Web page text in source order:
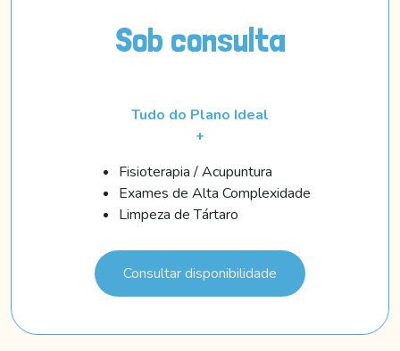
Sob consulta
Tudo do Plano Ideal
+
Fisioterapia / Acupuntura
Exames de Alta Complexidade
Limpeza de Tártaro
Consultar disponibilidade